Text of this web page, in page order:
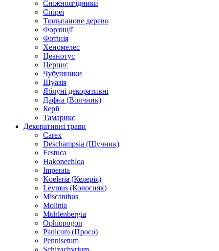
Сніжноягідники
Спіреї
Тюльпанове дерево
Форзиції
Фотінія
Хеномелес
Цеанотус
Церцис
Чубушники
Шуазія
Яблуні декоративні
Дафна (Волчник)
Керії
Тамарикс
Декоративні трави
Carex
Deschampsia (Щучник)
Festuca
Hakonechloa
Imperata
Koeleria (Келерія)
Leymus (Колосняк)
Miscanthus
Molinia
Muhlenbergia
Ophiopogon
Panicum (Просо)
Pennisetum
Schizachyrium